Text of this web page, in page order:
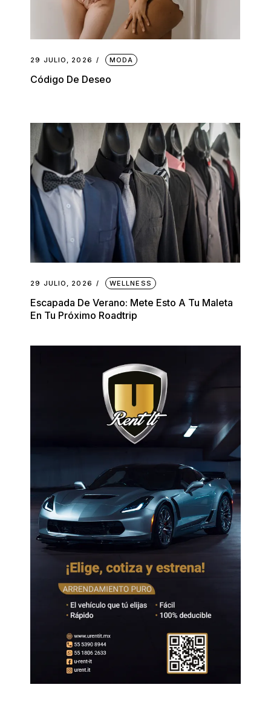
29 JULIO, 2026 MODA
Código De Deseo
29 JULIO, 2026 WELLNESS
Escapada De Verano: Mete Esto A Tu Maleta
En Tu Próximo Roadtrip